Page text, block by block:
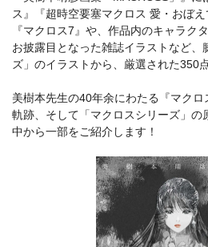
ス』『超時空要塞マクロス 愛・おぼえ
『マクロス7』や、作品内のキャラク
お披露目となった雑誌イラストなど、
ズ」のイラストから、厳選された350
美樹本先生の40年余にわたる『マク
軌跡、そして「マクロスシリーズ」の
中から一部をご紹介します！